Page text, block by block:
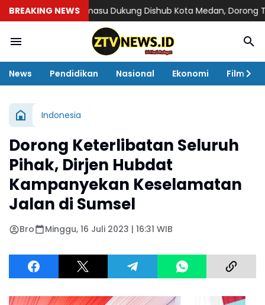
BREAKING NEWS
Almasu Dukung Dishub Kota Medan, Dorong Tata
News Pendidikan Nasional Ekonomi Film
Indonesia
Dorong Keterlibatan Seluruh
Pihak, Dirjen Hubdat
Kampanyekan Keselamatan
Jalan di Sumsel
Bro Minggu, 16 Juli 2023 | 16:31 WIB